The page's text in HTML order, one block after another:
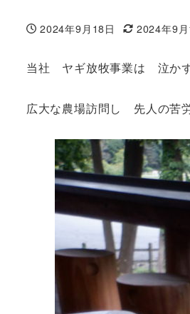
投稿日
2024年9月18日
更新日
2024年9
当社 ヤギ放牧事業は 泣か
広大な農場訪問し 先人の苦